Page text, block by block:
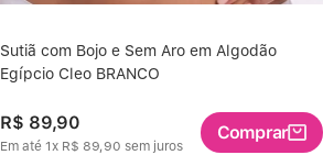
Sutiã com Bojo e Sem Aro em Algodão
Egípcio Cleo BRANCO
R$ 89,90
Em até 1x R$ 89,90 sem juros
Comprar